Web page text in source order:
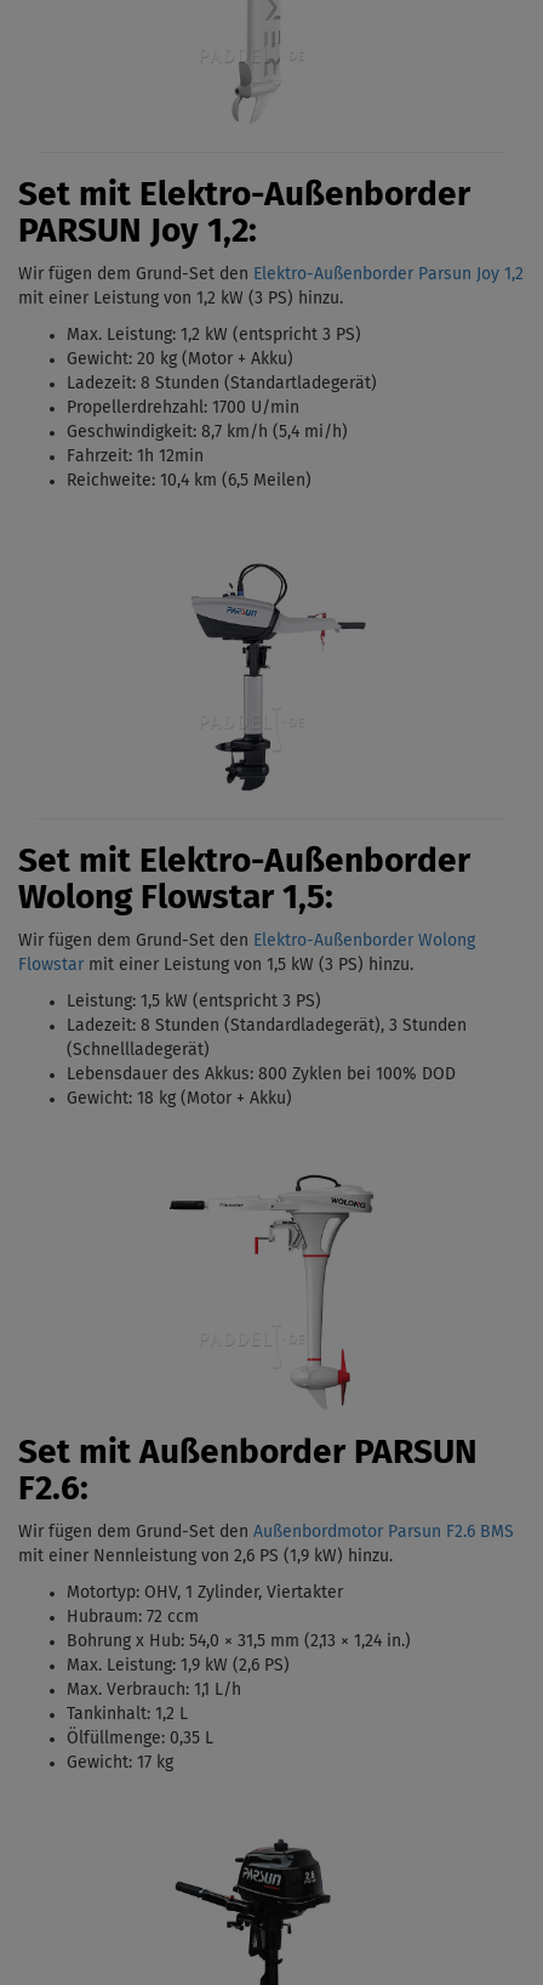
Set mit Elektro-Außenborder
PARSUN Joy 1,2:
Wir fügen dem Grund-Set den Elektro-Außenborder Parsun Joy 1,2
mit einer Leistung von 1,2 kW (3 PS) hinzu.
Max. Leistung: 1,2 kW (entspricht 3 PS)
Gewicht: 20 kg (Motor + Akku)
Ladezeit: 8 Stunden (Standartladegerät)
Propellerdrehzahl: 1700 U/min
Geschwindigkeit: 8,7 km/h (5,4 mi/h)
Fahrzeit: 1h 12min
Reichweite: 10,4 km (6,5 Meilen)
Set mit Elektro-Außenborder
Wolong Flowstar 1,5:
Wir fügen dem Grund-Set den Elektro-Außenborder Wolong
Flowstar mit einer Leistung von 1,5 kW (3 PS) hinzu.
Leistung: 1,5 kW (entspricht 3 PS)
Ladezeit: 8 Stunden (Standardladegerät), 3 Stunden
(Schnellladegerät)
Lebensdauer des Akkus: 800 Zyklen bei 100% DOD
Gewicht: 18 kg (Motor + Akku)
Set mit Außenborder PARSUN
F2.6:
Wir fügen dem Grund-Set den Außenbordmotor Parsun F2.6 BMS
mit einer Nennleistung von 2,6 PS (1,9 kW) hinzu.
Motortyp: OHV, 1 Zylinder, Viertakter
Hubraum: 72 ccm
Bohrung x Hub: 54,0 × 31,5 mm (2,13 × 1,24 in.)
Max. Leistung: 1,9 kW (2,6 PS)
Max. Verbrauch: 1,1 L/h
Tankinhalt: 1,2 L
Ölfüllmenge: 0,35 L
Gewicht: 17 kg